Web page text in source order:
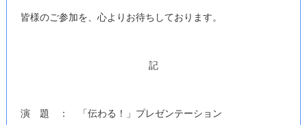
皆様のご参加を、心よりお待ちしております。
記
演 題 ： 「伝わる！」プレゼンテーション